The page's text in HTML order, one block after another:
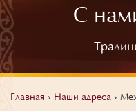
С
Главная › Наши адреса ›